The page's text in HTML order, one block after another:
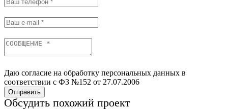
Даю согласие на обработку персональных данных в
соответствии с ФЗ №152 от 27.07.2006
Отправить
Обсудить похожий проект